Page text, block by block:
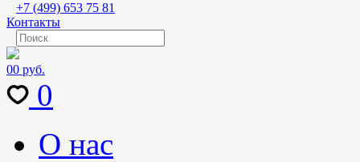
+7 (499) 653 75 81
Контакты
00 руб.
0
О нас